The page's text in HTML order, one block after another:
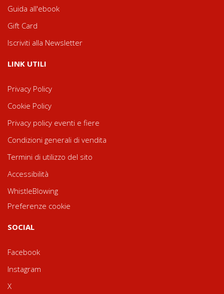
Guida all'ebook
Gift Card
Iscriviti alla Newsletter
LINK UTILI
Privacy Policy
Cookie Policy
Privacy policy eventi e fiere
Condizioni generali di vendita
Termini di utilizzo del sito
Accessibilità
WhistleBlowing
Preferenze cookie
SOCIAL
Facebook
Instagram
X